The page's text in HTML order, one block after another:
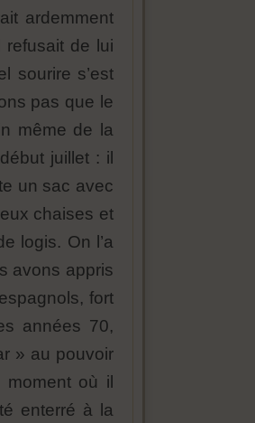
ardemment
refusait de lui
sourire s’est
pas que le
même de la
juillet : il
un sac avec
chaises et
logis. On l’a
avons appris
fort
années 70,
» au pouvoir
moment où il
enterré à la